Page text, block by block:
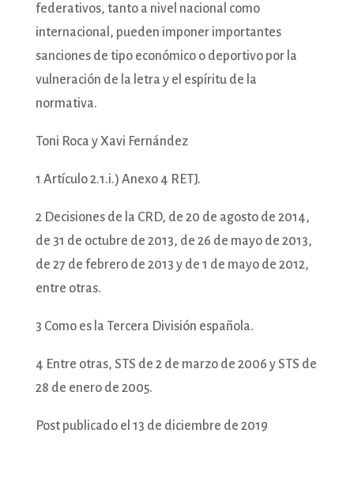
federativos, tanto a nivel nacional como
internacional, pueden imponer importantes
sanciones de tipo económico o deportivo por la
vulneración de la letra y el espíritu de la
normativa.
Toni Roca y Xavi Fernández
1 Artículo 2.1.i.) Anexo 4 RETJ.
2 Decisiones de la CRD, de 20 de agosto de 2014,
de 31 de octubre de 2013, de 26 de mayo de 2013,
de 27 de febrero de 2013 y de 1 de mayo de 2012,
entre otras.
3 Como es la Tercera División española.
4 Entre otras, STS de 2 de marzo de 2006 y STS de
28 de enero de 2005.
Post publicado el 13 de diciembre de 2019